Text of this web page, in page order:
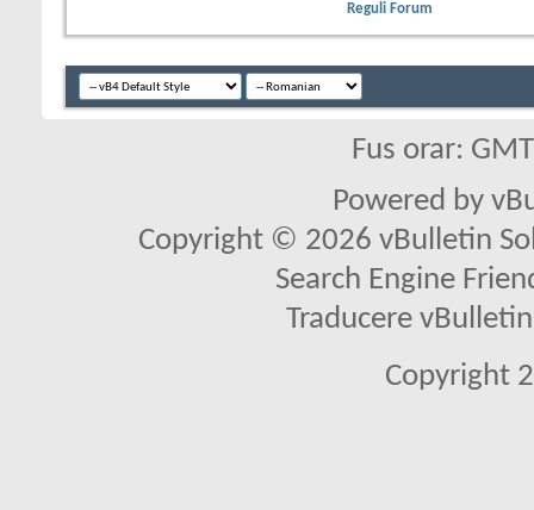
Reguli Forum
Fus orar:
Powered by
Copyright © 2026 vBulletin
Search Engine
Traducere
Copyright